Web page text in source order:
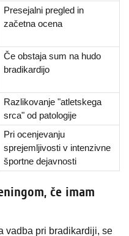
Presejalni pregled in
začetna ocena
Če obstaja sum na hudo
bradikardijo
Razlikovanje "atletskega
srca" od patologije
Pri ocenjevanju
sprejemljivosti v intenzivne
športne dejavnosti
če imam
vadba pri bradikardiji, se